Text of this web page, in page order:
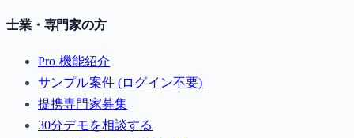
士業・専門家の方
Pro 機能紹介
サンプル案件 (ログイン不要)
提携専門家募集
30分デモを相談する